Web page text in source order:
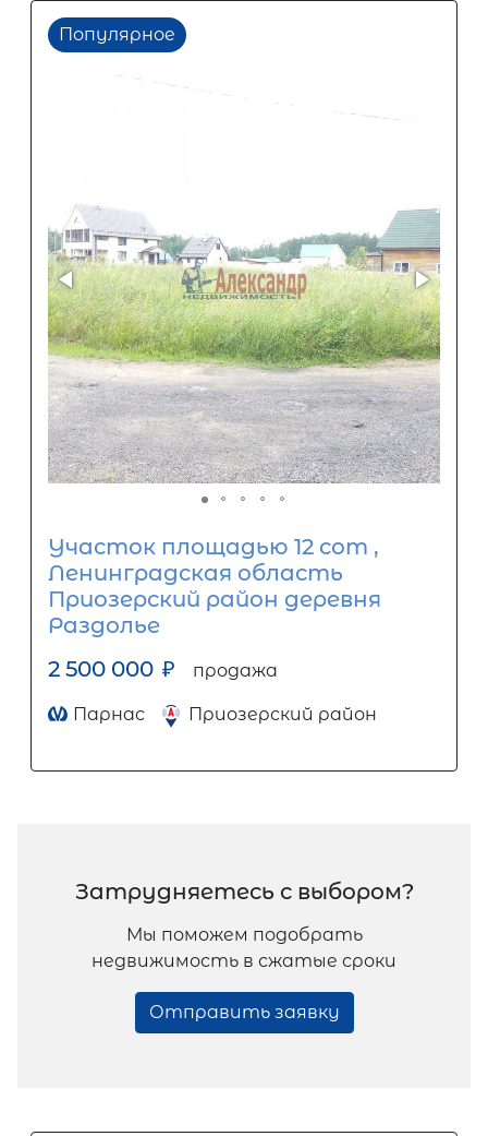
Популярное
Участок площадью 12 сот ,
Ленинградская область
Приозерский район деревня
Раздолье
2 500 000 ₽ продажа
Парнас Приозерский район
Затрудняетесь с выбором?
Мы поможем подобрать
недвижимость в сжатые сроки
Отправить заявку